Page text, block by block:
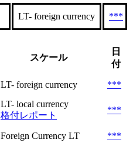
LT- foreign currency ***
スケール
日
付
LT- foreign currency
***
LT- local currency
格付レポート
***
Foreign Currency LT
***